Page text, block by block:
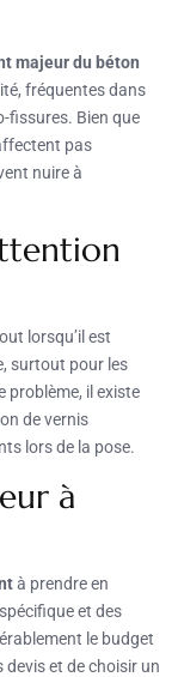
majeur du béton
fréquentes dans
fissures. Bien que
pas
nuire à
lorsqu’il est
surtout pour les
problème, il existe
de vernis
lors de la pose.
à
à prendre en
et des
le budget
et de choisir un